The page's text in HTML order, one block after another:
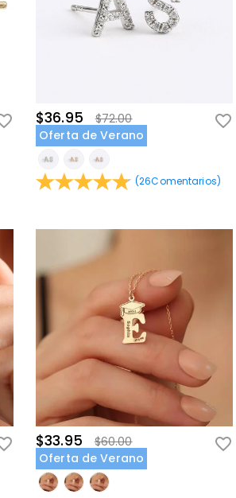
$36.95
$72.00
Oferta de Verano
(26Comentarios)
$33.95
$60.00
Oferta de Verano